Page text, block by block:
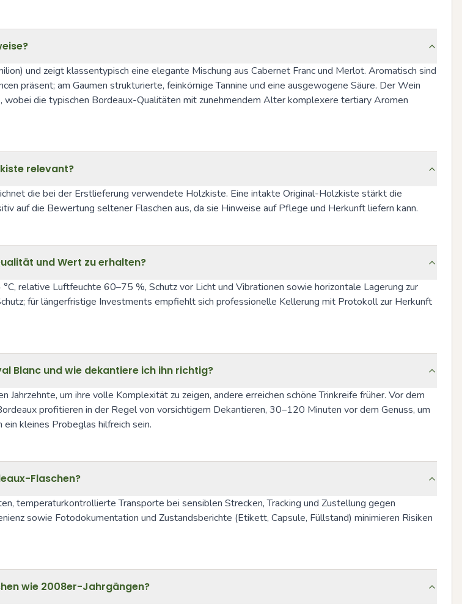
und zeigt klassentypisch eine elegante Mischung aus Cabernet Franc und Merlot. Aromatisch sind
präsent; am Gaumen strukturierte, feinkörnige Tannine und eine ausgewogene Säure. Der Wein
die typischen Bordeaux-Qualitäten mit zunehmendem Alter komplexere tertiary Aromen
relevant?
die bei der Erstlieferung verwendete Holzkiste. Eine intakte Original-Holzkiste stärkt die
auf die Bewertung seltener Flaschen aus, da sie Hinweise auf Pflege und Herkunft liefern kann.
und Wert zu erhalten?
relative Luftfeuchte 60–75 %, Schutz vor Licht und Vibrationen sowie horizontale Lagerung zur
für längerfristige Investments empfiehlt sich professionelle Kellerung mit Protokoll zur Herkunft
Blanc und wie dekantiere ich ihn richtig?
um ihre volle Komplexität zu zeigen, andere erreichen schöne Trinkreife früher. Vor dem
profitieren in der Regel von vorsichtigem Dekantieren, 30–120 Minuten vor dem Genuss, um
kleines Probeglas hilfreich sein.
Flaschen?
temperaturkontrollierte Transporte bei sensiblen Strecken, Tracking und Zustellung gegen
sowie Fotodokumentation und Zustandsberichte (Etikett, Capsule, Füllstand) minimieren Risiken
wie 2008er-Jahrgängen?